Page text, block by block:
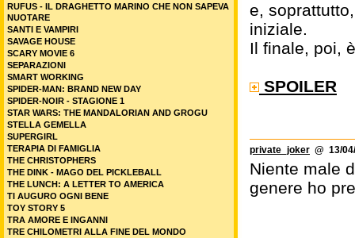
e,
iniziale.
Il finale, poi,
SPOILER
private_joker @ 13/
Niente male
genere ho
RUFUS - IL DRAGHETTO MARINO CHE NON SAPEVA
NUOTARE
SANTI E VAMPIRI
SAVAGE HOUSE
SCARY MOVIE 6
SEPARAZIONI
SMART WORKING
SPIDER-MAN: BRAND NEW DAY
SPIDER-NOIR - STAGIONE 1
STAR WARS: THE MANDALORIAN AND GROGU
STELLA GEMELLA
SUPERGIRL
TERAPIA DI FAMIGLIA
THE CHRISTOPHERS
THE DINK - MAGO DEL PICKLEBALL
THE LUNCH: A LETTER TO AMERICA
TI AUGURO OGNI BENE
TOY STORY 5
TRA AMORE E INGANNI
TRE CHILOMETRI ALLA FINE DEL MONDO